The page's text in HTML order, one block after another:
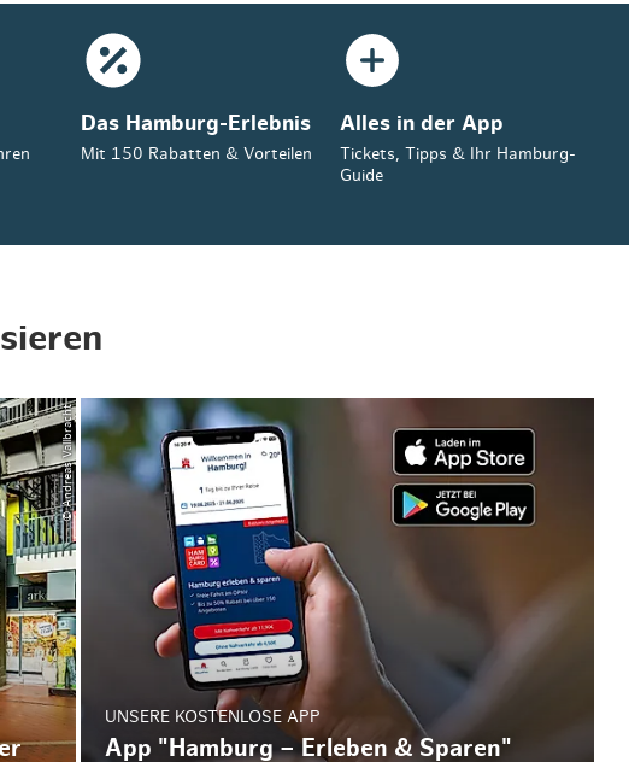
Das Hamburg-Erlebnis
Mit 150 Rabatten & Vorteilen
Alles in der App
Tickets, Tipps & Ihr Hamburg-
Guide
© Andreas Vallbracht
UNSERE KOSTENLOSE APP
App "Hamburg – Erleben & Sparen"